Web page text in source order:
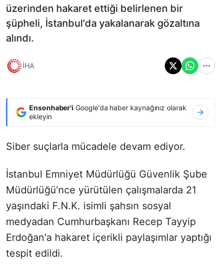
üzerinden hakaret ettiği belirlenen bir
şüpheli, İstanbul'da yakalanarak gözaltına
alındı.
İHA
Ensonhaber'i Google'da haber kaynağınız olarak
ekleyin
Siber suçlarla mücadele devam ediyor.
İstanbul Emniyet Müdürlüğü Güvenlik Şube
Müdürlüğü’nce yürütülen çalışmalarda 21
yaşındaki F.N.K. isimli şahsın sosyal
medyadan Cumhurbaşkanı Recep Tayyip
Erdoğan'a hakaret içerikli paylaşımlar yaptığı
tespit edildi.